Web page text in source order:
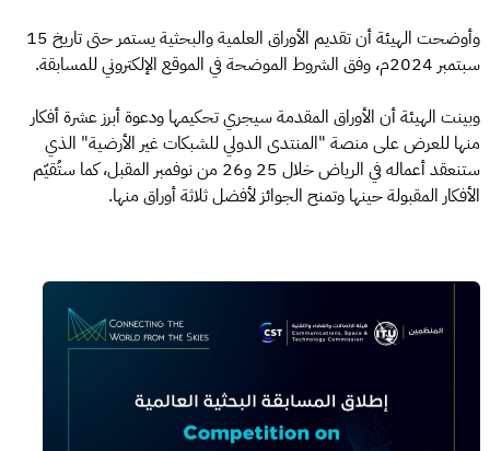
وأوضحت الهيئة أن تقديم الأوراق العلمية والبحثية يستمر حتى تاريخ 15
سبتمبر 2024م، وفق الشروط الموضحة في الموقع الإلكتروني للمسابقة.
وبينت الهيئة أن الأوراق المقدمة سيجري تحكيمها ودعوة أبرز عشرة أفكار
منها للعرض على منصة "المنتدى الدولي للشبكات غير الأرضية" الذي
ستنعقد أعماله في الرياض خلال 25 و26 من نوفمبر المقبل، كما ستُقيّم
الأفكار المقبولة حينها وتمنح الجوائز لأفضل ثلاثة أوراق منها.